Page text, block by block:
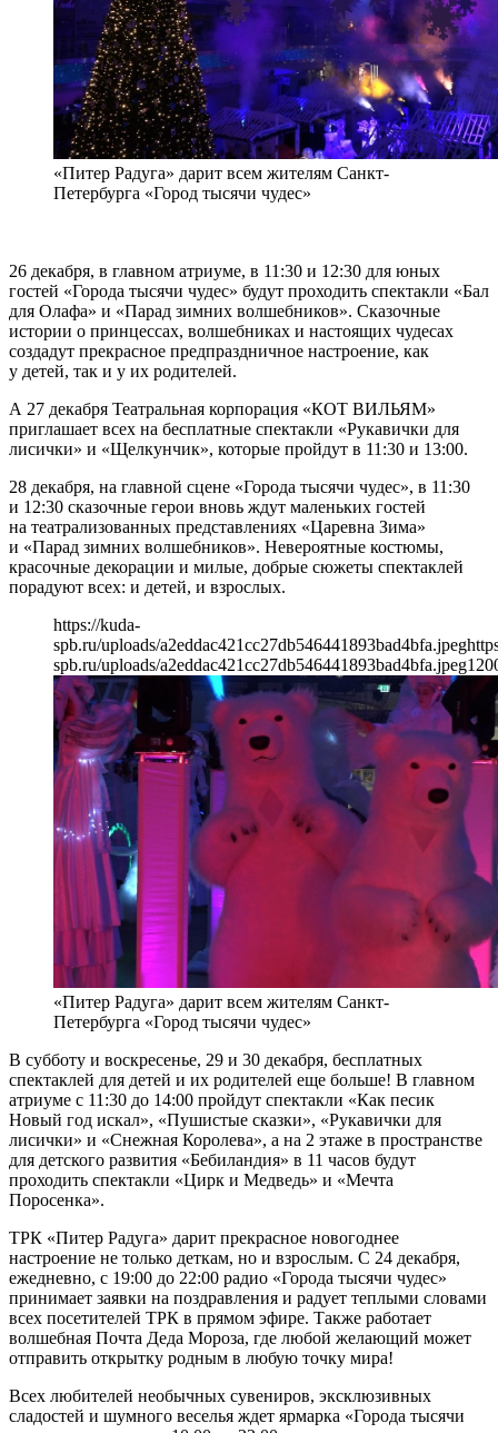
«Питер Радуга» дарит всем жителям Санкт-
Петербурга «Город тысячи чудес»
26 декабря, в главном атриуме, в 11:30 и 12:30 для юных
гостей «Города тысячи чудес» будут проходить спектакли «Бал
для Олафа» и «Парад зимних волшебников». Сказочные
истории о принцессах, волшебниках и настоящих чудесах
создадут прекрасное предпраздничное настроение, как
у детей, так и у их родителей.
А 27 декабря Театральная корпорация «КОТ ВИЛЬЯМ»
приглашает всех на бесплатные спектакли «Рукавички для
лисички» и «Щелкунчик», которые пройдут в 11:30 и 13:00.
28 декабря, на главной сцене «Города тысячи чудес», в 11:30
и 12:30 сказочные герои вновь ждут маленьких гостей
на театрализованных представлениях «Царевна Зима»
и «Парад зимних волшебников». Невероятные костюмы,
красочные декорации и милые, добрые сюжеты спектаклей
порадуют всех: и детей, и взрослых.
https://kuda-
spb.ru/uploads/a2eddac421cc27db546441893bad4bfa.jpeg
spb.ru/uploads/a2eddac421cc27db546441893bad4bfa.jpeg
«Питер Радуга» дарит всем жителям Санкт-
Петербурга «Город тысячи чудес»
В субботу и воскресенье, 29 и 30 декабря, бесплатных
спектаклей для детей и их родителей еще больше! В главном
атриуме с 11:30 до 14:00 пройдут спектакли «Как песик
Новый год искал», «Пушистые сказки», «Рукавички для
лисички» и «Снежная Королева», а на 2 этаже в пространстве
для детского развития «Бебиландия» в 11 часов будут
проходить спектакли «Цирк и Медведь» и «Мечта
Поросенка».
ТРК «Питер Радуга» дарит прекрасное новогоднее
настроение не только деткам, но и взрослым. С 24 декабря,
ежедневно, с 19:00 до 22:00 радио «Города тысячи чудес»
принимает заявки на поздравления и радует теплыми словами
всех посетителей ТРК в прямом эфире. Также работает
волшебная Почта Деда Мороза, где любой желающий может
отправить открытку родным в любую точку мира!
Всех любителей необычных сувениров, эксклюзивных
сладостей и шумного веселья ждет ярмарка «Города тысячи